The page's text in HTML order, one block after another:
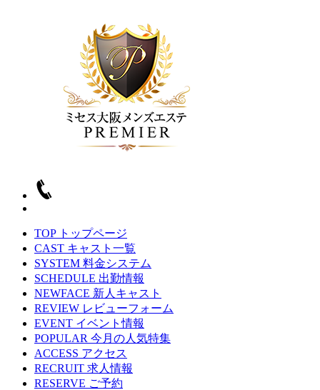
TOP トップページ
CAST キャスト一覧
SYSTEM 料金システム
SCHEDULE 出勤情報
NEWFACE 新人キャスト
REVIEW レビューフォーム
EVENT イベント情報
POPULAR 今月の人気特集
ACCESS アクセス
RECRUIT 求人情報
RESERVE ご予約